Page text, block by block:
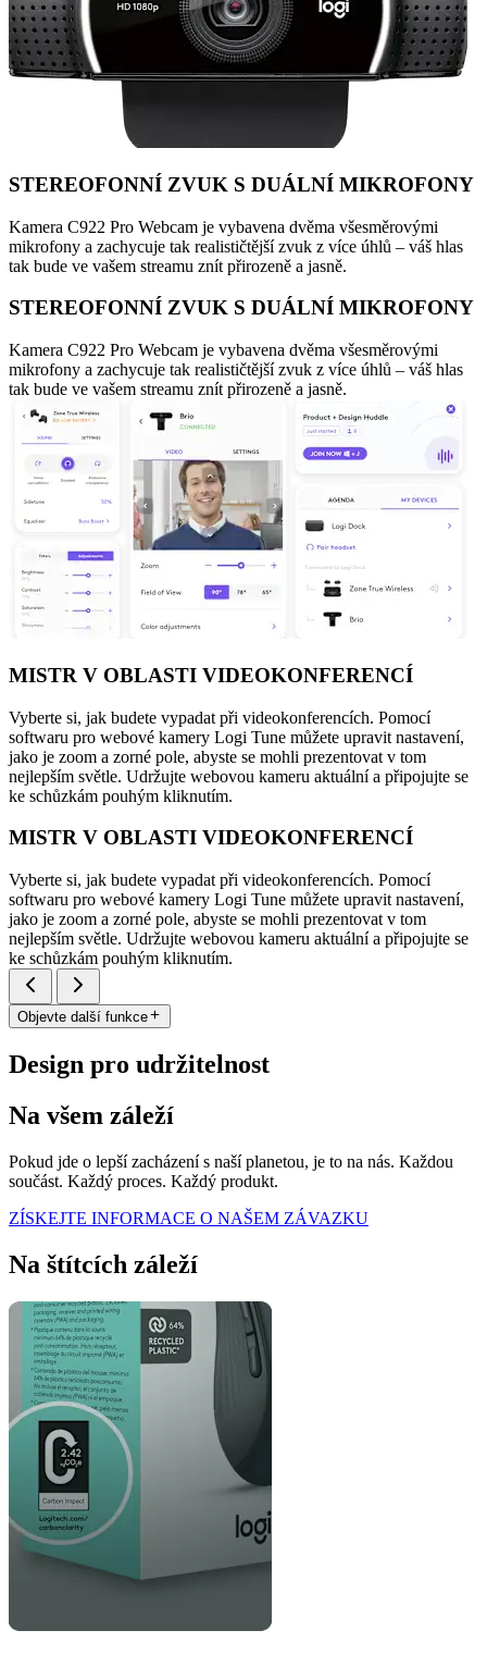
STEREOFONNÍ ZVUK S DUÁLNÍ MIKROFONY
Kamera C922 Pro Webcam je vybavena dvěma všesměrovými
mikrofony a zachycuje tak realističtější zvuk z více úhlů – váš hlas
tak bude ve vašem streamu znít přirozeně a jasně.
STEREOFONNÍ ZVUK S DUÁLNÍ MIKROFONY
Kamera C922 Pro Webcam je vybavena dvěma všesměrovými
mikrofony a zachycuje tak realističtější zvuk z více úhlů – váš hlas
tak bude ve vašem streamu znít přirozeně a jasně.
MISTR V OBLASTI VIDEOKONFERENCÍ
Vyberte si, jak budete vypadat při videokonferencích. Pomocí
softwaru pro webové kamery Logi Tune můžete upravit nastavení,
jako je zoom a zorné pole, abyste se mohli prezentovat v tom
nejlepším světle. Udržujte webovou kameru aktuální a připojujte se
ke schůzkám pouhým kliknutím.
MISTR V OBLASTI VIDEOKONFERENCÍ
Vyberte si, jak budete vypadat při videokonferencích. Pomocí
softwaru pro webové kamery Logi Tune můžete upravit nastavení,
jako je zoom a zorné pole, abyste se mohli prezentovat v tom
nejlepším světle. Udržujte webovou kameru aktuální a připojujte se
ke schůzkám pouhým kliknutím.
Objevte další funkce
Design pro udržitelnost
Na všem záleží
Pokud jde o lepší zacházení s naší planetou, je to na nás. Každou
součást. Každý proces. Každý produkt.
ZÍSKEJTE INFORMACE O NAŠEM ZÁVAZKU
Na štítcích záleží